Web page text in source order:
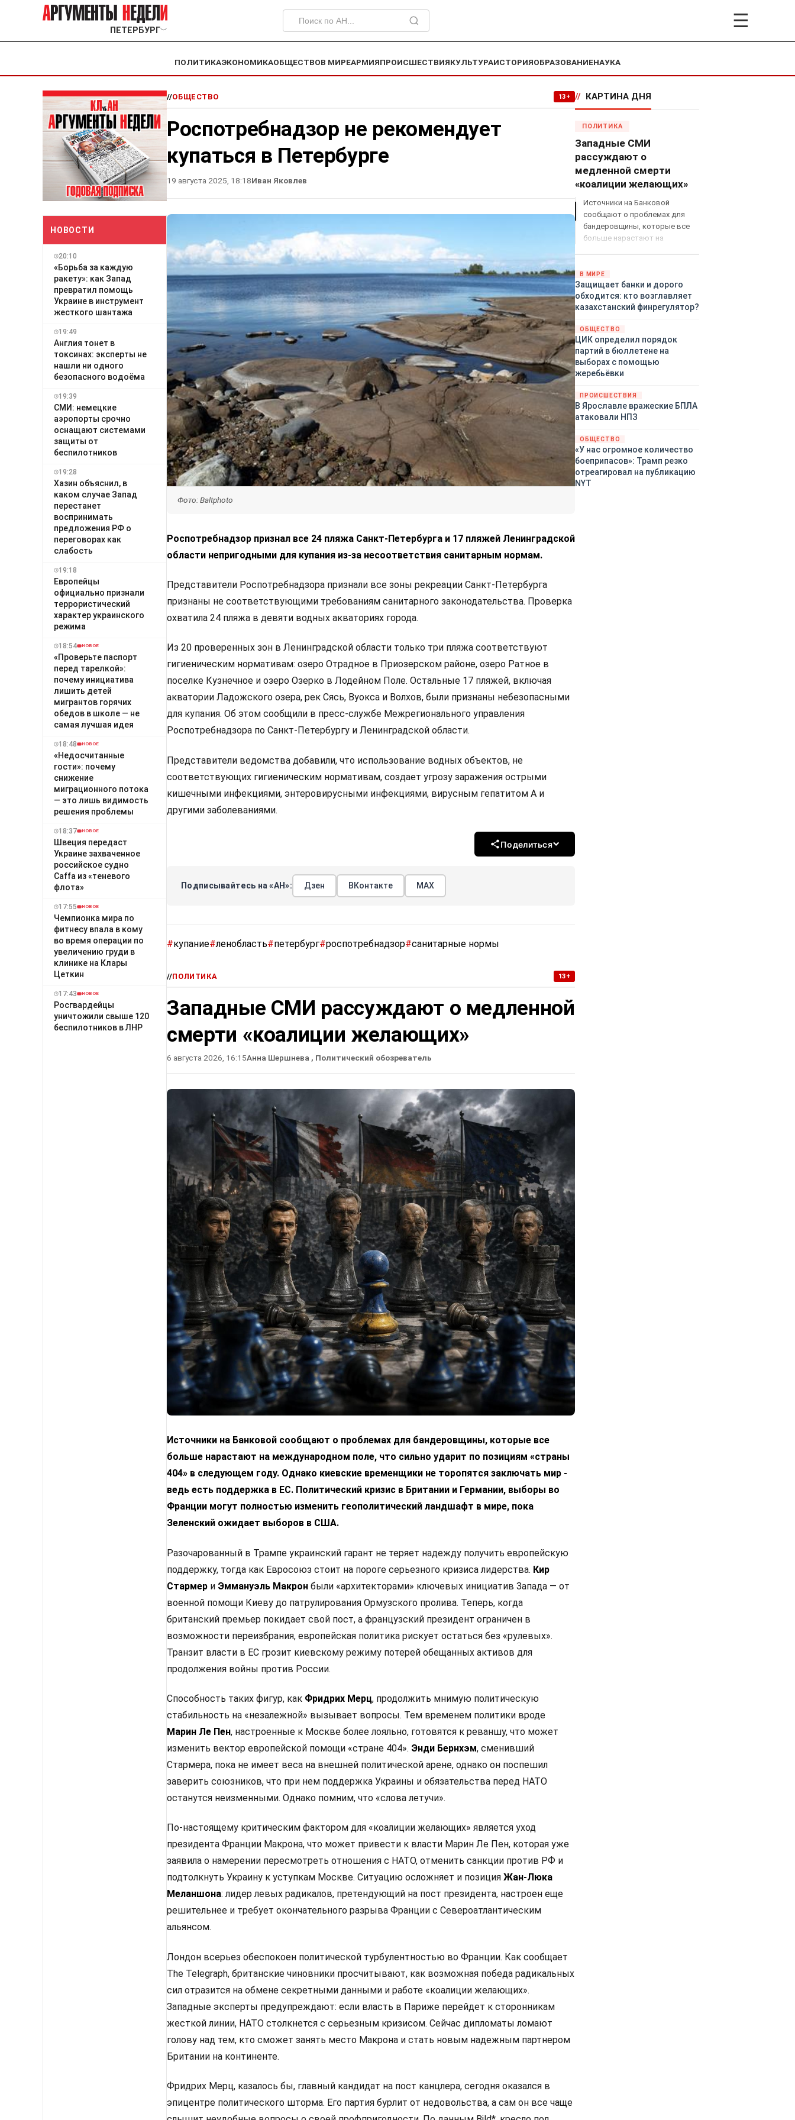
ПЕТЕРБУРГ﹀ ☰
ПОЛИТИКАЭКОНОМИКАОБЩЕСТВОВ МИРЕАРМИЯПРОИСШЕСТВИЯКУЛЬТУРАИСТОРИЯОБРАЗОВАНИЕНАУКА
НОВОСТИ
20:10
«Борьба за каждую
ракету»: как Запад
превратил помощь
Украине в инструмент
жесткого шантажа
19:49
Англия тонет в
токсинах: эксперты не
нашли ни одного
безопасного водоёма
19:39
СМИ: немецкие
аэропорты срочно
оснащают системами
защиты от
беспилотников
19:28
Хазин объяснил, в
каком случае Запад
перестанет
воспринимать
предложения РФ о
переговорах как
слабость
19:18
Европейцы
официально признали
террористический
характер украинского
режима
18:54 НОВОЕ
«Проверьте паспорт
перед тарелкой»:
почему инициатива
лишить детей
мигрантов горячих
обедов в школе — не
самая лучшая идея
18:48 НОВОЕ
«Недосчитанные
гости»: почему
снижение
миграционного потока
— это лишь видимость
решения проблемы
18:37 НОВОЕ
Швеция передаст
Украине захваченное
российское судно
Caffa из «теневого
флота»
17:55 НОВОЕ
Чемпионка мира по
фитнесу впала в кому
во время операции по
увеличению груди в
клинике на Клары
Цеткин
17:43 НОВОЕ
Росгвардейцы
уничтожили свыше 120
беспилотников в ЛНР
//ОБЩЕСТВО 13+
Роспотребнадзор не рекомендует
купаться в Петербурге
19 августа 2025, 18:18Иван Яковлев
Фото: Baltphoto
Роспотребнадзор признал все 24 пляжа Санкт-Петербурга и 17 пляжей Ленинградской
области непригодными для купания из-за несоответствия санитарным нормам.
Представители Роспотребнадзора признали все зоны рекреации Санкт-Петербурга
признаны не соответствующими требованиям санитарного законодательства. Проверка
охватила 24 пляжа в девяти водных акваториях города.
Из 20 проверенных зон в Ленинградской области только три пляжа соответствуют
гигиеническим нормативам: озеро Отрадное в Приозерском районе, озеро Ратное в
поселке Кузнечное и озеро Озерко в Лодейном Поле. Остальные 17 пляжей, включая
акватории Ладожского озера, рек Сясь, Вуокса и Волхов, были признаны небезопасными
для купания. Об этом сообщили в пресс-службе Межрегионального управления
Роспотребнадзора по Санкт-Петербургу и Ленинградской области.
Представители ведомства добавили, что использование водных объектов, не
соответствующих гигиеническим нормативам, создает угрозу заражения острыми
кишечными инфекциями, энтеровирусными инфекциями, вирусным гепатитом А и
другими заболеваниями.
Поделиться
Подписывайтесь на «АН»: Дзен ВКонтакте МАХ
#купание#ленобласть#петербург#роспотребнадзор#санитарные нормы
//ПОЛИТИКА 13+
Западные СМИ рассуждают о медленной
смерти «коалиции желающих»
6 августа 2026, 16:15Анна Шершнева , Политический обозреватель
Источники на Банковой сообщают о проблемах для бандеровщины, которые все
больше нарастают на международном поле, что сильно ударит по позициям «страны
404» в следующем году. Однако киевские временщики не торопятся заключать мир -
ведь есть поддержка в ЕС. Политический кризис в Британии и Германии, выборы во
Франции могут полностью изменить геополитический ландшафт в мире, пока
Зеленский ожидает выборов в США.
Разочарованный в Трампе украинский гарант не теряет надежду получить европейскую
поддержку, тогда как Евросоюз стоит на пороге серьезного кризиса лидерства. Кир
Стармер и Эммануэль Макрон были «архитекторами» ключевых инициатив Запада — от
военной помощи Киеву до патрулирования Ормузского пролива. Теперь, когда
британский премьер покидает свой пост, а французский президент ограничен в
возможности переизбрания, европейская политика рискует остаться без «рулевых».
Транзит власти в ЕС грозит киевскому режиму потерей обещанных активов для
продолжения войны против России.
Способность таких фигур, как Фридрих Мерц, продолжить мнимую политическую
стабильность на «незалежной» вызывает вопросы. Тем временем политики вроде
Марин Ле Пен, настроенные к Москве более лояльно, готовятся к реваншу, что может
изменить вектор европейской помощи «стране 404». Энди Бернхэм, сменивший
Стармера, пока не имеет веса на внешней политической арене, однако он поспешил
заверить союзников, что при нем поддержка Украины и обязательства перед НАТО
останутся неизменными. Однако помним, что «слова летучи».
По-настоящему критическим фактором для «коалиции желающих» является уход
президента Франции Макрона, что может привести к власти Марин Ле Пен, которая уже
заявила о намерении пересмотреть отношения с НАТО, отменить санкции против РФ и
подтолкнуть Украину к уступкам Москве. Ситуацию осложняет и позиция Жан-Люка
Меланшона: лидер левых радикалов, претендующий на пост президента, настроен еще
решительнее и требует окончательного разрыва Франции с Североатлантическим
альянсом.
Лондон всерьез обеспокоен политической турбулентностью во Франции. Как сообщает
The Telegraph, британские чиновники просчитывают, как возможная победа радикальных
сил отразится на обмене секретными данными и работе «коалиции желающих».
Западные эксперты предупреждают: если власть в Париже перейдет к сторонникам
жесткой линии, НАТО столкнется с серьезным кризисом. Сейчас дипломаты ломают
голову над тем, кто сможет занять место Макрона и стать новым надежным партнером
Британии на континенте.
Фридрих Мерц, казалось бы, главный кандидат на пост канцлера, сегодня оказался в
эпицентре политического шторма. Его партия бурлит от недовольства, а сам он все чаще
// КАРТИНА ДНЯ
ПОЛИТИКА
Западные СМИ
рассуждают о
медленной смерти
«коалиции желающих»
Источники на Банковой
сообщают о проблемах для
бандеровщины, которые все
больше нарастают на
«страны 404» в следующем
году. Однако киевские
временщики не торопятся
заключать мир - ведь есть
Политический кризис в
Британии и Германии, выборы
во Франции могут полностью
изменить геополитический
ландшафт в мире, пока
Зеленский ожидает выборов
в США.
В МИРЕ
Защищает банки и дорого
обходится: кто возглавляет
казахстанский финрегулятор?
ОБЩЕСТВО
ЦИК определил порядок
партий в бюллетене на
выборах с помощью
жеребьёвки
ПРОИСШЕСТВИЯ
В Ярославле вражеские БПЛА
атаковали НПЗ
ОБЩЕСТВО
«У нас огромное количество
боеприпасов»: Трамп резко
отреагировал на публикацию
NYT